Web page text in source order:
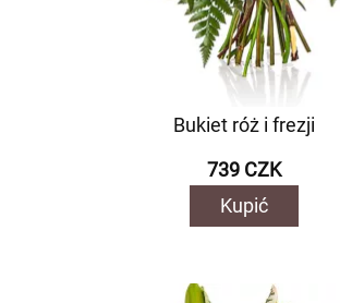
Bukiet róż i frezji
739 CZK
Kupić